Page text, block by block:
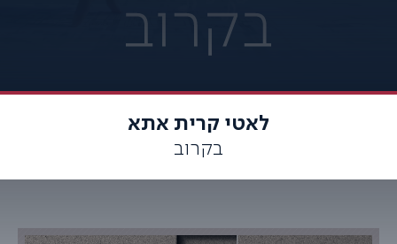
לאטי קרית אתא
בקרוב